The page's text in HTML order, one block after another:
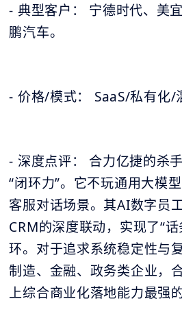
- 典型客户： 宁德时代、美
鹏汽车。
- 价格/模式： SaaS/私有化/
- 深度点评： 合力亿捷的杀
“闭环力”。它不玩通用大模
客服对话场景。其AI数字员
CRM的深度联动，实现了“
环。对于追求系统稳定性与
制造、金融、政务类企业，
上综合商业化落地能力最强的